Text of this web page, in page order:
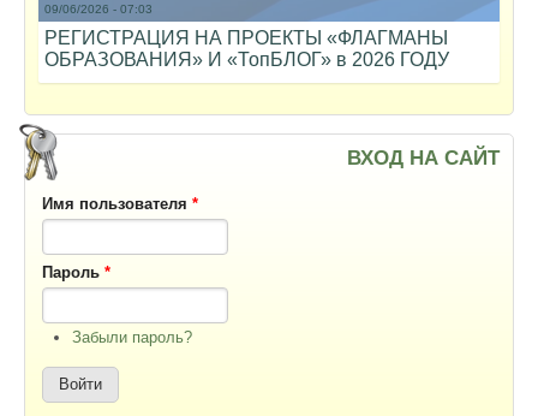
09/06/2026 - 07:03
РЕГИСТРАЦИЯ НА ПРОЕКТЫ «ФЛАГМАНЫ
ОБРАЗОВАНИЯ» И «ТопБЛОГ» в 2026 ГОДУ
ВХОД НА САЙТ
Имя пользователя *
Пароль *
Забыли пароль?